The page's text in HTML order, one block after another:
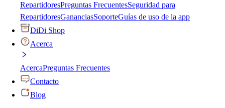
RepartidoresPreguntas FrecuentesSeguridad para
RepartidoresGananciasSoporteGuías de uso de la app
DiDi Shop
Acerca
AcercaPreguntas Frecuentes
Contacto
Blog